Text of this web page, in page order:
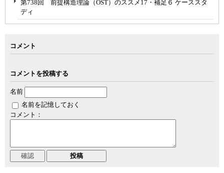
第738回 前提構造理論（OST）のススメ17・補足６ ケーススタ
ディ
コメント
コメントを投稿する
名前
名前を記憶しておく
コメント：